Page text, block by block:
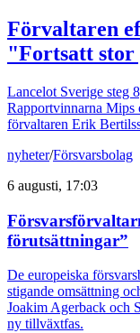
Förvaltaren
"Fortsatt
Lancelot Sverige steg
Rapportvinnarna Mips
förvaltaren Erik
nyheter/Försvarsbolag
6 augusti, 17:03
förutsättningar”
De europeiska
stigande omsättning
Joakim Agerback och
ny tillväxtfas.